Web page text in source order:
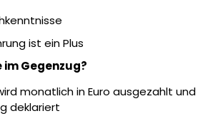
ist ein Plus
im Gegenzug?
monatlich in Euro ausgezahlt und
deklariert